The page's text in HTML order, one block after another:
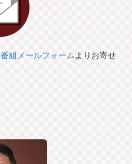
番組メールフォームよりお寄せ